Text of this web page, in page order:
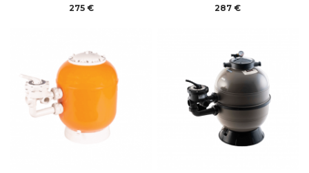
275 € 287 €